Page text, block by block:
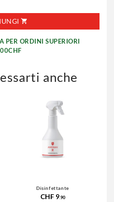
PER ORDINI SUPERIORI
anche
Disinfettante
CHF 9.90